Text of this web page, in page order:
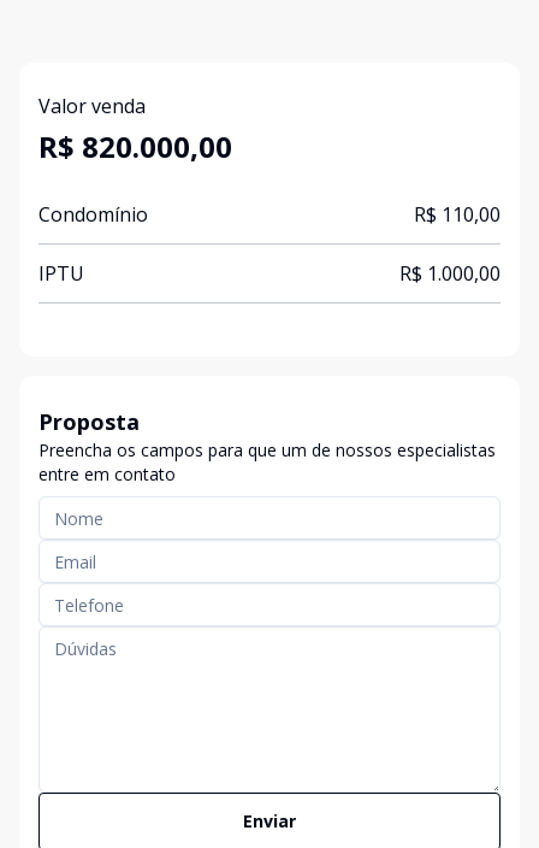
Valor venda
R$ 820.000,00
Condomínio R$ 110,00
IPTU R$ 1.000,00
Proposta
Preencha os campos para que um de nossos especialistas
entre em contato
Enviar